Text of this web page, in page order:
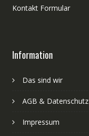
Kontakt Formular
Information
Das sind wir
AGB & Datenschutz
Impressum